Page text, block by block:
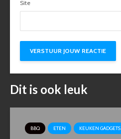
Site
Dit is ook leuk
BBQ ETEN KEUKEN GADGETS